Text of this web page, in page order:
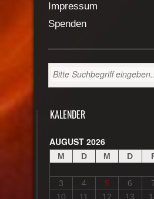
Impressum
Spenden
KALENDER
AUGUST 2026
M D M D
3
4 5 6
10
11 12 13